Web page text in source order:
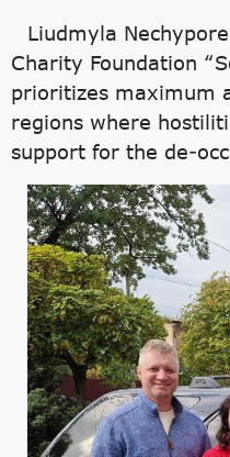
Liudmyla
Charity Foundation
prioritizes maximum
regions where
support for the de-